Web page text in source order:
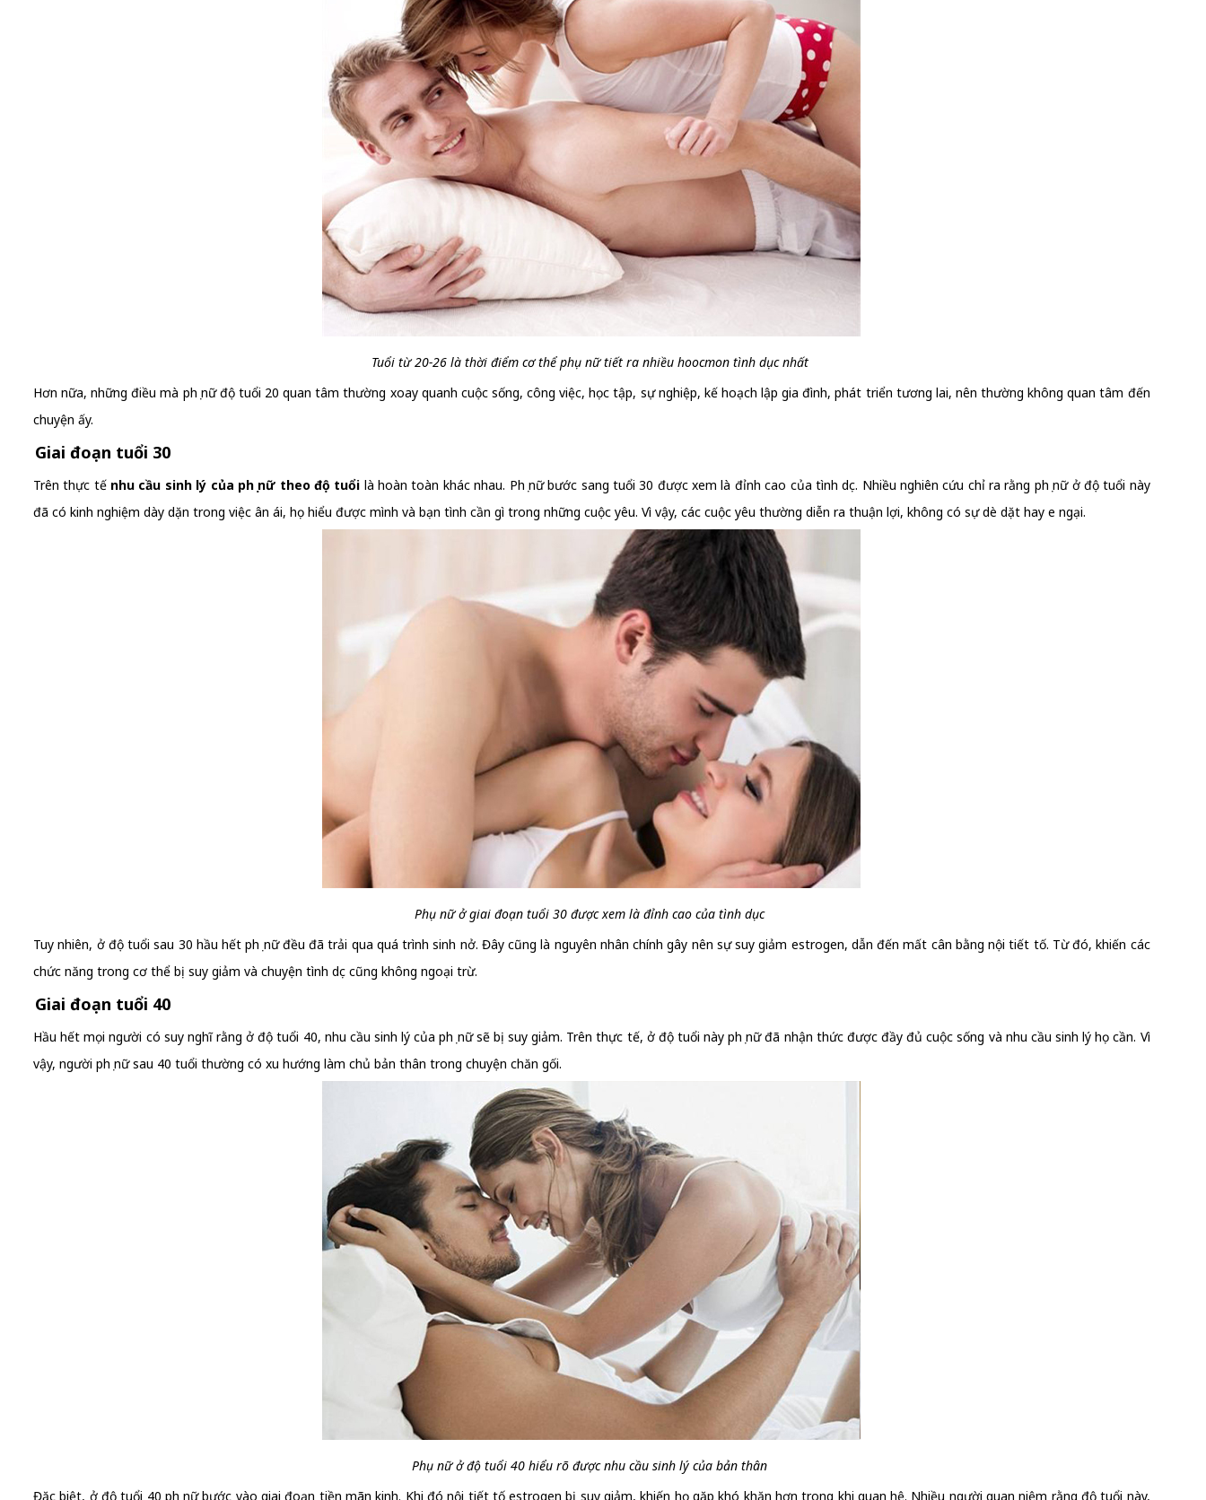
Tuổi từ 20-26 là thời điểm cơ thể phụ nữ tiết ra nhiều hoocmon tình dục nhất
Hơn nữa, những điều mà phụ nữ độ tuổi 20 quan tâm thường xoay quanh cuộc sống, công việc, học tập, sự nghiệp, kế hoạch lập gia đình, phát triển tương lai, nên thường không quan tâm đến
chuyện ấy.
Giai đoạn tuổi 30
Trên thực tế nhu cầu sinh lý của phụ nữ theo độ tuổi là hoàn toàn khác nhau. Phụ nữ bước sang tuổi 30 được xem là đỉnh cao của tình dục. Nhiều nghiên cứu chỉ ra rằng phụ nữ ở độ tuổi này
đã có kinh nghiệm dày dặn trong việc ân ái, họ hiểu được mình và bạn tình cần gì trong những cuộc yêu. Vì vậy, các cuộc yêu thường diễn ra thuận lợi, không có sự dè dặt hay e ngại.
Phụ nữ ở giai đoạn tuổi 30 được xem là đỉnh cao của tình dục
Tuy nhiên, ở độ tuổi sau 30 hầu hết phụ nữ đều đã trải qua quá trình sinh nở. Đây cũng là nguyên nhân chính gây nên sự suy giảm estrogen, dẫn đến mất cân bằng nội tiết tố. Từ đó, khiến các
chức năng trong cơ thể bị suy giảm và chuyện tình dục cũng không ngoại trừ.
Giai đoạn tuổi 40
Hầu hết mọi người có suy nghĩ rằng ở độ tuổi 40, nhu cầu sinh lý của phụ nữ sẽ bị suy giảm. Trên thực tế, ở độ tuổi này phụ nữ đã nhận thức được đầy đủ cuộc sống và nhu cầu sinh lý họ cần. Vì
vậy, người phụ nữ sau 40 tuổi thường có xu hướng làm chủ bản thân trong chuyện chăn gối.
Phụ nữ ở độ tuổi 40 hiểu rõ được nhu cầu sinh lý của bản thân
Đặc biệt, ở độ tuổi 40 phụ nữ bước vào giai đoạn tiền mãn kinh. Khi đó nội tiết tố estrogen bị suy giảm, khiến họ gặp khó khăn hơn trong khi quan hệ. Nhiều người quan niệm rằng độ tuổi này,